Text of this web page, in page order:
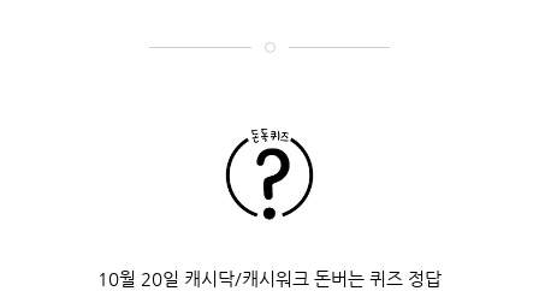
10월 20일 캐시닥/캐시워크 돈버는 퀴즈 정답